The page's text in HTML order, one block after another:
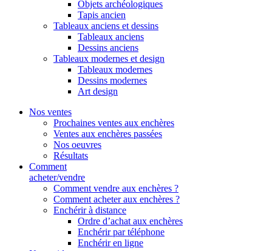
Objets archéologiques
Tapis ancien
Tableaux anciens et dessins
Tableaux anciens
Dessins anciens
Tableaux modernes et design
Tableaux modernes
Dessins modernes
Art design
Nos ventes
Prochaines ventes aux enchères
Ventes aux enchères passées
Nos oeuvres
Résultats
Comment
acheter/vendre
Comment vendre aux enchères ?
Comment acheter aux enchères ?
Enchérir à distance
Ordre d’achat aux enchères
Enchérir par téléphone
Enchérir en ligne